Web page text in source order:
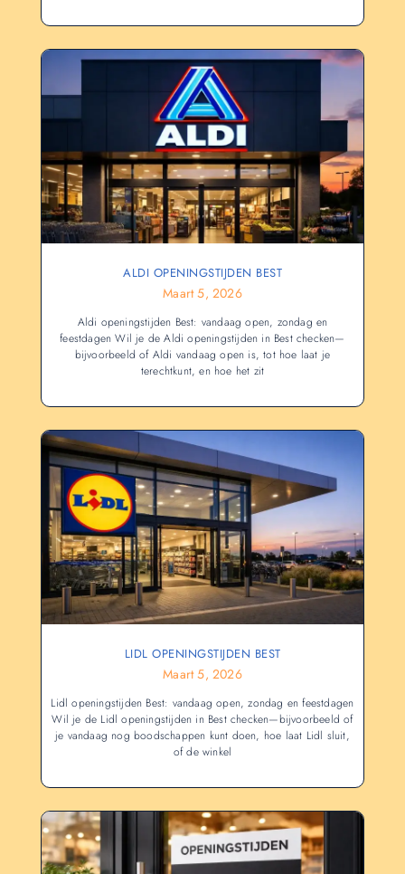
ALDI OPENINGSTIJDEN BEST
Maart 5, 2026
Aldi openingstijden Best: vandaag open, zondag en
feestdagen Wil je de Aldi openingstijden in Best checken—
bijvoorbeeld of Aldi vandaag open is, tot hoe laat je
terechtkunt, en hoe het zit
LIDL OPENINGSTIJDEN BEST
Maart 5, 2026
Lidl openingstijden Best: vandaag open, zondag en feestdagen
Wil je de Lidl openingstijden in Best checken—bijvoorbeeld of
je vandaag nog boodschappen kunt doen, hoe laat Lidl sluit,
of de winkel